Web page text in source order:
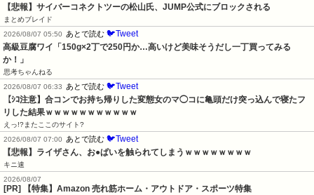
【悲報】サイバーコネクトツーの松山氏、JUMP公式にブロックされる
まとめブレイド
2026/08/07 05:50
あとで読む 🐦Tweet
高級豆腐ワイ「150g×2丁で250円か…高いけど美味そうだし一丁買ってみる
か！」
思考ちゃんねる
2026/08/07 06:33
あとで読む 🐦Tweet
【ｼｺ注意】合コンでお持ち帰りした変態女のマ◯コに亀頭だけ突っ込んで寝たフ
リした結果ｗｗｗｗｗｗｗｗｗｗｗ
えっ!?またここのサイト?
2026/08/07 07:00
あとで読む 🐦Tweet
【悲報】ライザさん、お●ぱいを触られてしまうｗｗｗｗｗｗｗｗ
キニ速
2026/08/07
[PR] 【特集】Amazon 売れ筋ホーム・アウトドア・スポーツ特集